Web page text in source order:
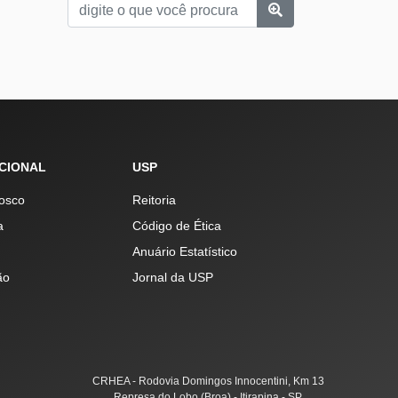
USP
Reitoria
Código de Ética
Anuário Estatístico
Jornal da USP
CRHEA - Rodovia Domingos Innocentini, Km 13